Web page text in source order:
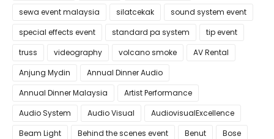
sewa event malaysia
silatcekak
sound system event
special effects event
standard pa system
tip event
truss
videography volcano smoke
AV Rental
Anjung Mydin
Annual Dinner Audio
Annual Dinner Malaysia
Artist Performance
Audio System
Audio Visual
AudiovisualExcellence
Beam Light
Behind the scenes event Benut
Bose